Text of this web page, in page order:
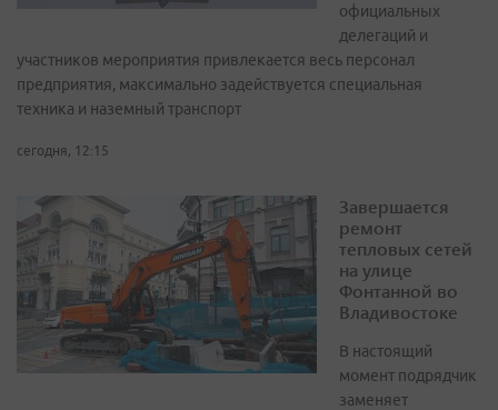
официальных
делегаций и
участников мероприятия привлекается весь персонал
предприятия, максимально задействуется специальная
техника и наземный транспорт
сегодня, 12:15
Завершается
ремонт
тепловых сетей
на улице
Фонтанной во
Владивостоке
В настоящий
момент подрядчик
заменяет